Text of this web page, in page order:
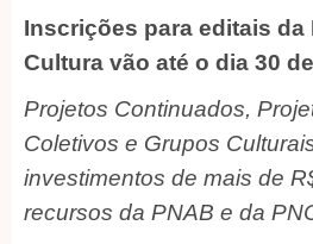
Inscrições para editais da
Cultura vão até o dia 30
Projetos Continuados,
Coletivos e Grupos
investimentos de mais de
recursos da PNAB e da